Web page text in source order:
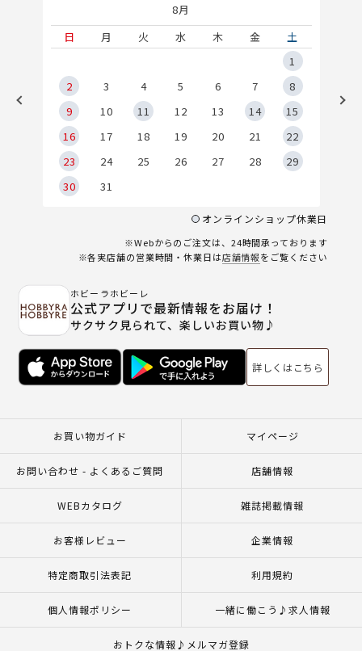
8月
日
月 火 水 木 金
土
1
2
3 4 5 6 7
8
9
10 11 12 13 14
15
16
17 18 19 20 21
22
23
24 25 26 27 28
29
30
31
オンラインショップ休業日
※Webからのご注文は、24時間承っております
※各実店舗の営業時間・休業日は店舗情報をご覧ください
ホビーラホビーレ
公式アプリで最新情報をお届け！
サクサク見られて、楽しいお買い物♪
詳しくはこちら
お買い物ガイド マイページ
お問い合わせ - よくあるご質問 店舗情報
WEBカタログ 雑誌掲載情報
お客様レビュー 企業情報
特定商取引法表記 利用規約
個人情報ポリシー 一緒に働こう♪求人情報
おトクな情報♪メルマガ登録